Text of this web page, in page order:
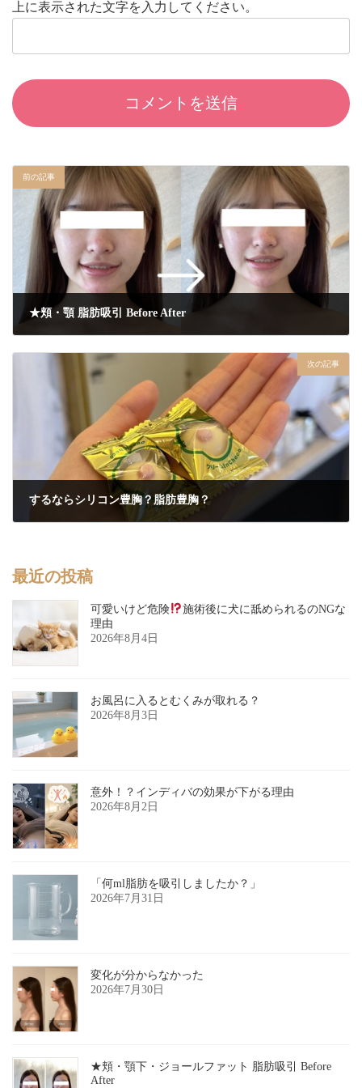
上に表示された文字を入力してください。
前の記事
★頬・顎 脂肪吸引 Before After
次の記事
するならシリコン豊胸？脂肪豊胸？
最近の投稿
可愛いけど危険
施術後に犬に舐められるのNGな
理由
2026年8月4日
お風呂に入るとむくみが取れる？
2026年8月3日
意外！？インディバの効果が下がる理由
2026年8月2日
「何ml脂肪を吸引しましたか？」
2026年7月31日
変化が分からなかった
2026年7月30日
★頬・顎下・ジョールファット 脂肪吸引 Before
After